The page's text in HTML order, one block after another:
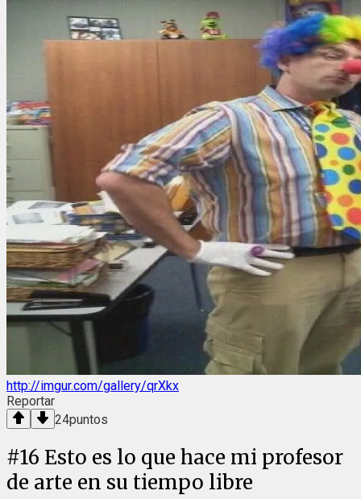
http://imgur.com/gallery/qrXkx
Reportar
24puntos
#16 Esto es lo que hace mi profesor
de arte en su tiempo libre